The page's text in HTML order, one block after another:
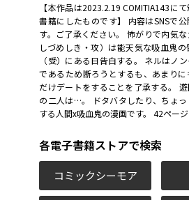
【本作品は2023.2.19 COMITIA143に
書籍にしたものです】 内容はSNSで
す。ご了承ください。 怖がりで内気
しづめしき・攻）は能天気な吸血鬼
（受）にある日告白する。 ネルはノ
であるため断ろうとするも、あまり
だけデートをすることを了承する。
の二人は…。 ドタバタしたり、ちょ
する人間x吸血鬼の漫画です。 42ページ
各電子書籍ストアで検索
コミックシーモア